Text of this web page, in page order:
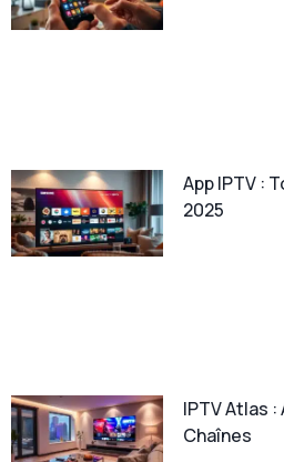
App IPTV :
2025
IPTV Atlas
Chaînes